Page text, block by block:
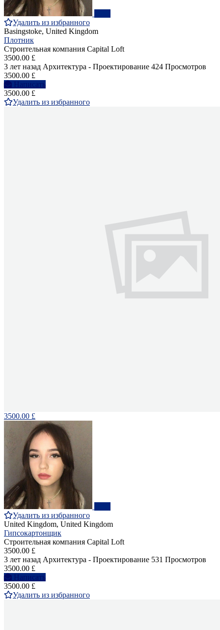
Удалить из избранного
Basingstoke, United Kingdom
Плотник
Строительная компания Capital Loft
3500.00 £
3 лет назад Архитектура - Проектирование 424 Просмотров
3500.00 £
Написать
3500.00 £
Удалить из избранного
3500.00 £
Удалить из избранного
United Kingdom, United Kingdom
Гипсокартонщик
Строительная компания Capital Loft
3500.00 £
3 лет назад Архитектура - Проектирование 531 Просмотров
3500.00 £
Написать
3500.00 £
Удалить из избранного